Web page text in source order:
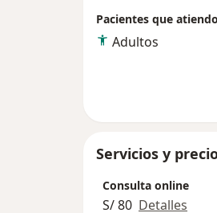
Pacientes que atiendo
Adultos
Servicios y
Consulta online
S/ 80 Detalles